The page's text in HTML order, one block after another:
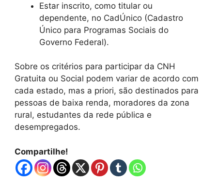
Estar inscrito, como titular ou
dependente, no CadÚnico (Cadastro
Único para Programas Sociais do
Governo Federal).
Sobre os critérios para participar da CNH
Gratuita ou Social podem variar de acordo com
cada estado, mas a priori, são destinados para
pessoas de baixa renda, moradores da zona
rural, estudantes da rede pública e
desempregados.
Compartilhe!